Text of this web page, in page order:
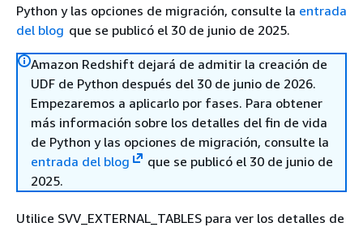
Python y las opciones de migración, consulte la entrada
del blog que se publicó el 30 de junio de 2025.
Amazon Redshift dejará de admitir la creación de
UDF de Python después del 30 de junio de 2026.
Empezaremos a aplicarlo por fases. Para obtener
más información sobre los detalles del fin de vida
de Python y las opciones de migración, consulte la
entrada del blog
que se publicó el 30 de junio de
2025.
Utilice SVV_EXTERNAL_TABLES para ver los detalles de